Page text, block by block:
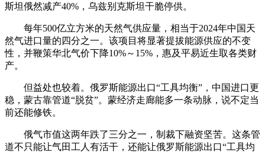
斯坦俄然减产40%，乌兹别克斯坦干脆停供。
每年500亿立方米的天然气供应量，相当于2024年中国天
然气进口量的四分之一。该项目将显著提拔能源供应的不变
性，并鞭策华北气价下降10%～15%，惠及平易近生取各类财
产。
但益处也较着。俄罗斯能源出口“工具均衡”，中国进口更
稳，蒙古靠管道“脱贫”。蒙经济走廊能多一条动脉，说不定当
前还能修铁。
俄气市值这两年跌了三分之一，制裁下融资坚苦。这条管
道不只能让气田工人有活干，还能让俄罗斯能源出口“工具均